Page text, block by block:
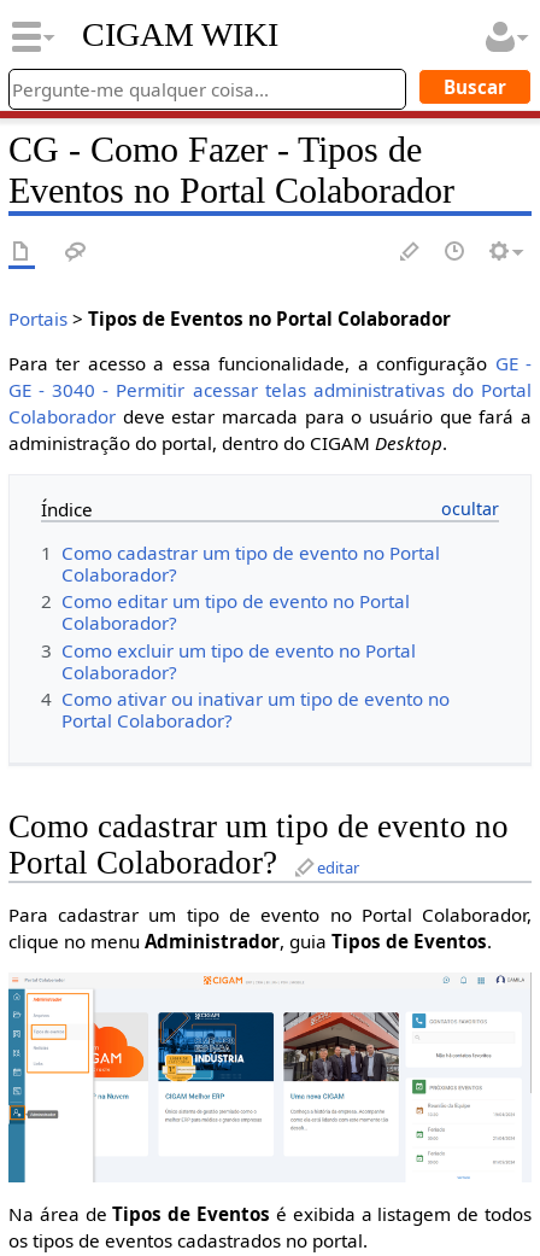
CIGAM WIKI
CG - Como Fazer - Tipos de
Eventos no Portal Colaborador
Portais> Tipos de Eventos no Portal Colaborador
Para ter acesso a essa funcionalidade, a configuração GE -
GE - 3040 - Permitir acessar telas administrativas do Portal
Colaboradordeve estar marcada para o usuário que fará a
administração do portal, dentro do CIGAM Desktop.
Índice
1 Como cadastrar um tipo de evento no Portal
Colaborador?
2 Como editar um tipo de evento no Portal
Colaborador?
3 Como excluir um tipo de evento no Portal
Colaborador?
4 Como ativar ou inativar um tipo de evento no
Portal Colaborador?
Como cadastrar um tipo de evento no
Portal Colaborador?
editar
Para cadastrar um tipo de evento no Portal Colaborador,
clique no menu Administrador, guia Tipos de Eventos.
Na área deTipos de Eventos é exibida a listagem de todos
os tipos de eventos cadastrados no portal.